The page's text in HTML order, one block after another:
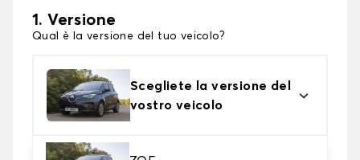
1. Versione
Qual è la versione del tuo veicolo?
Scegliete la versione del
vostro veicolo